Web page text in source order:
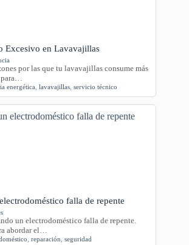
Excesivo en Lavavajillas
por las que tu lavavajillas consume más
para…
energética lavavajillas servicio técnico
falla de repente
un electrodoméstico falla de repente.
abordar el…
reparación seguridad